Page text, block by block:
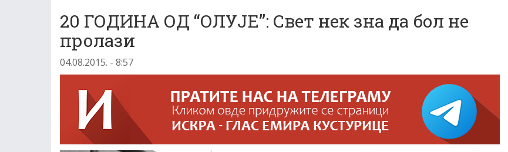
20 ГОДИНА ОД “ОЛУЈЕ”: Свет нек зна да бол не
пролази
04.08.2015. - 8:57